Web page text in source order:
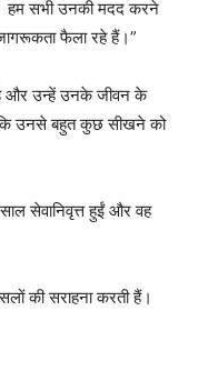
सभी उनकी मदद करने
फैला रहे हैं।”
और उन्हें उनके जीवन के
उनसे बहुत कुछ सीखने को
सेवानिवृत्त हुईं और वह
की सराहना करती हैं।